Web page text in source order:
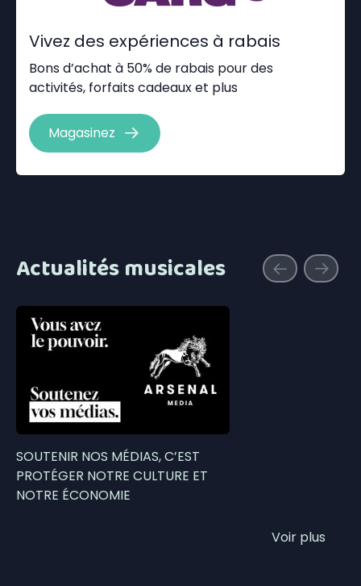
Vivez des expériences à rabais
Bons d’achat à 50% de rabais pour des
activités, forfaits cadeaux et plus
Magasinez
Actualités musicales
SOUTENIR NOS MÉDIAS, C’EST
PROTÉGER NOTRE CULTURE ET
NOTRE ÉCONOMIE
Voir plus